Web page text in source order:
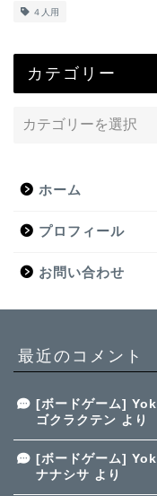
４人用
カテゴリー
ホーム
プロフィール
お問い合わせ
最近のコメント
[ボードゲーム]
ゴクラクテン より
[ボードゲーム]
ナナシサ より